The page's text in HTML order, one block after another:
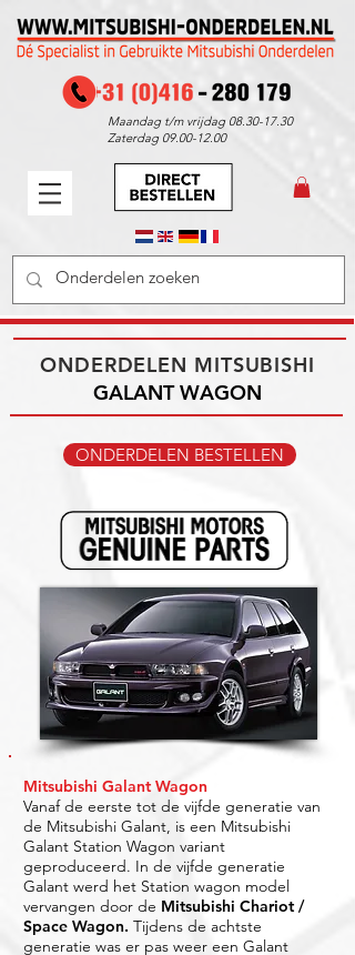
Maandag t/m vrijdag 08.30-17.30
Zaterdag 09.00-12.00
ONDERDELEN MITSUBISHI
GALANT​ WAGON
ONDERDELEN BESTELLEN
Mitsubishi Galant Wagon
Vanaf de eerste tot de vijfde generatie van
de Mitsubishi Galant, is een Mitsubishi
Galant Station Wagon variant
geproduceerd. In de vijfde generatie
Galant werd het Station wagon model
vervangen door de Mitsubishi Chariot /
Space Wagon. Tijdens de achtste
generatie was er pas weer een Galant